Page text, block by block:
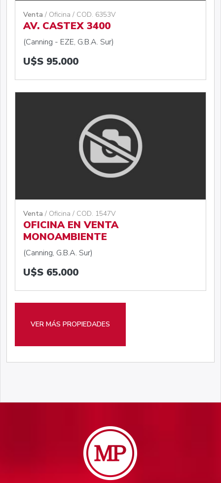
Venta / Oficina / COD. 6353V
AV. CASTEX 3400
(Canning - EZE, G.B.A. Sur)
U$S 95.000
Venta / Oficina / COD. 1547V
OFICINA EN VENTA
MONOAMBIENTE
(Canning, G.B.A. Sur)
U$S 65.000
VER MÁS PROPIEDADES